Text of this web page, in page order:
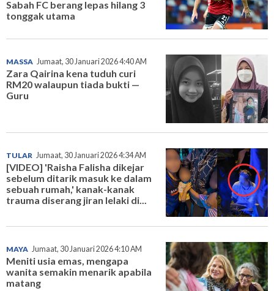
Sabah FC berang lepas hilang 3
tonggak utama
MASSA Jumaat, 30 Januari 2026 4:40 AM
Zara Qairina kena tuduh curi
RM20 walaupun tiada bukti —
Guru
TULAR Jumaat, 30 Januari 2026 4:34 AM
[VIDEO] 'Raisha Falisha dikejar
sebelum ditarik masuk ke dalam
sebuah rumah,' kanak-kanak
trauma diserang jiran lelaki di...
MAYA Jumaat, 30 Januari 2026 4:10 AM
Meniti usia emas, mengapa
wanita semakin menarik apabila
matang